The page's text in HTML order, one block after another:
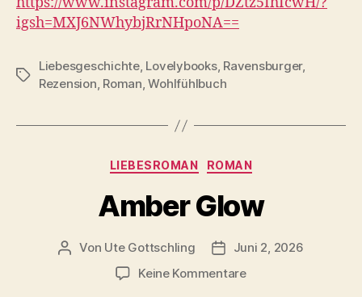
igsh=MXJ6NWhybjRrNHpoNA==
Schlagwörter
Liebesgeschichte, Lovelybooks, Ravensburger,
Rezension, Roman,Wohlfühlbuch
Kategorien
LIEBESROMAN ROMAN
Amber Glow
Beitragsautor
Von Ute Gottschling Veröffentlichungsdatum
Juni 2, 2026
Keine Kommentarezu